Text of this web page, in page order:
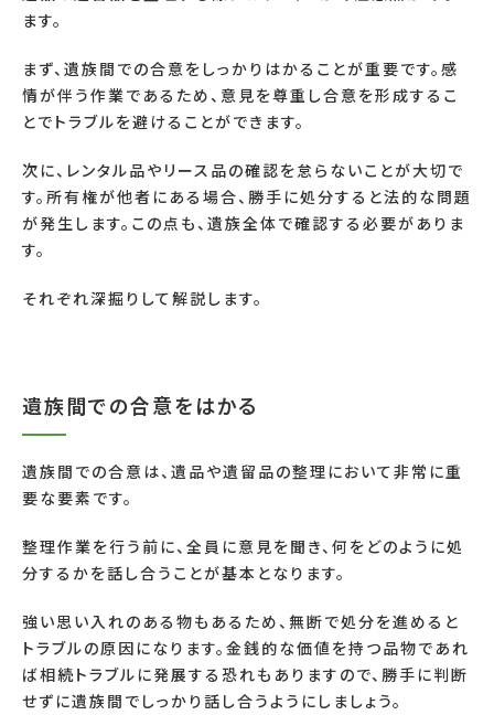
ます。
まず、遺族間での合意をしっかりはかることが重要です。感
情が伴う作業であるため、意見を尊重し合意を形成するこ
とでトラブルを避けることができます。
次に、レンタル品やリース品の確認を怠らないことが大切で
す。所有権が他者にある場合、勝手に処分すると法的な問題
が発生します。この点も、遺族全体で確認する必要がありま
す。
それぞれ深掘りして解説します。
遺族間での合意をはかる
遺族間での合意は、遺品や遺留品の整理において非常に重
要な要素です。
整理作業を行う前に、全員に意見を聞き、何をどのように処
分するかを話し合うことが基本となります。
強い思い入れのある物もあるため、無断で処分を進めると
トラブルの原因になります。金銭的な価値を持つ品物であれ
ば相続トラブルに発展する恐れもありますので、勝手に判断
せずに遺族間でしっかり話し合うようにしましょう。